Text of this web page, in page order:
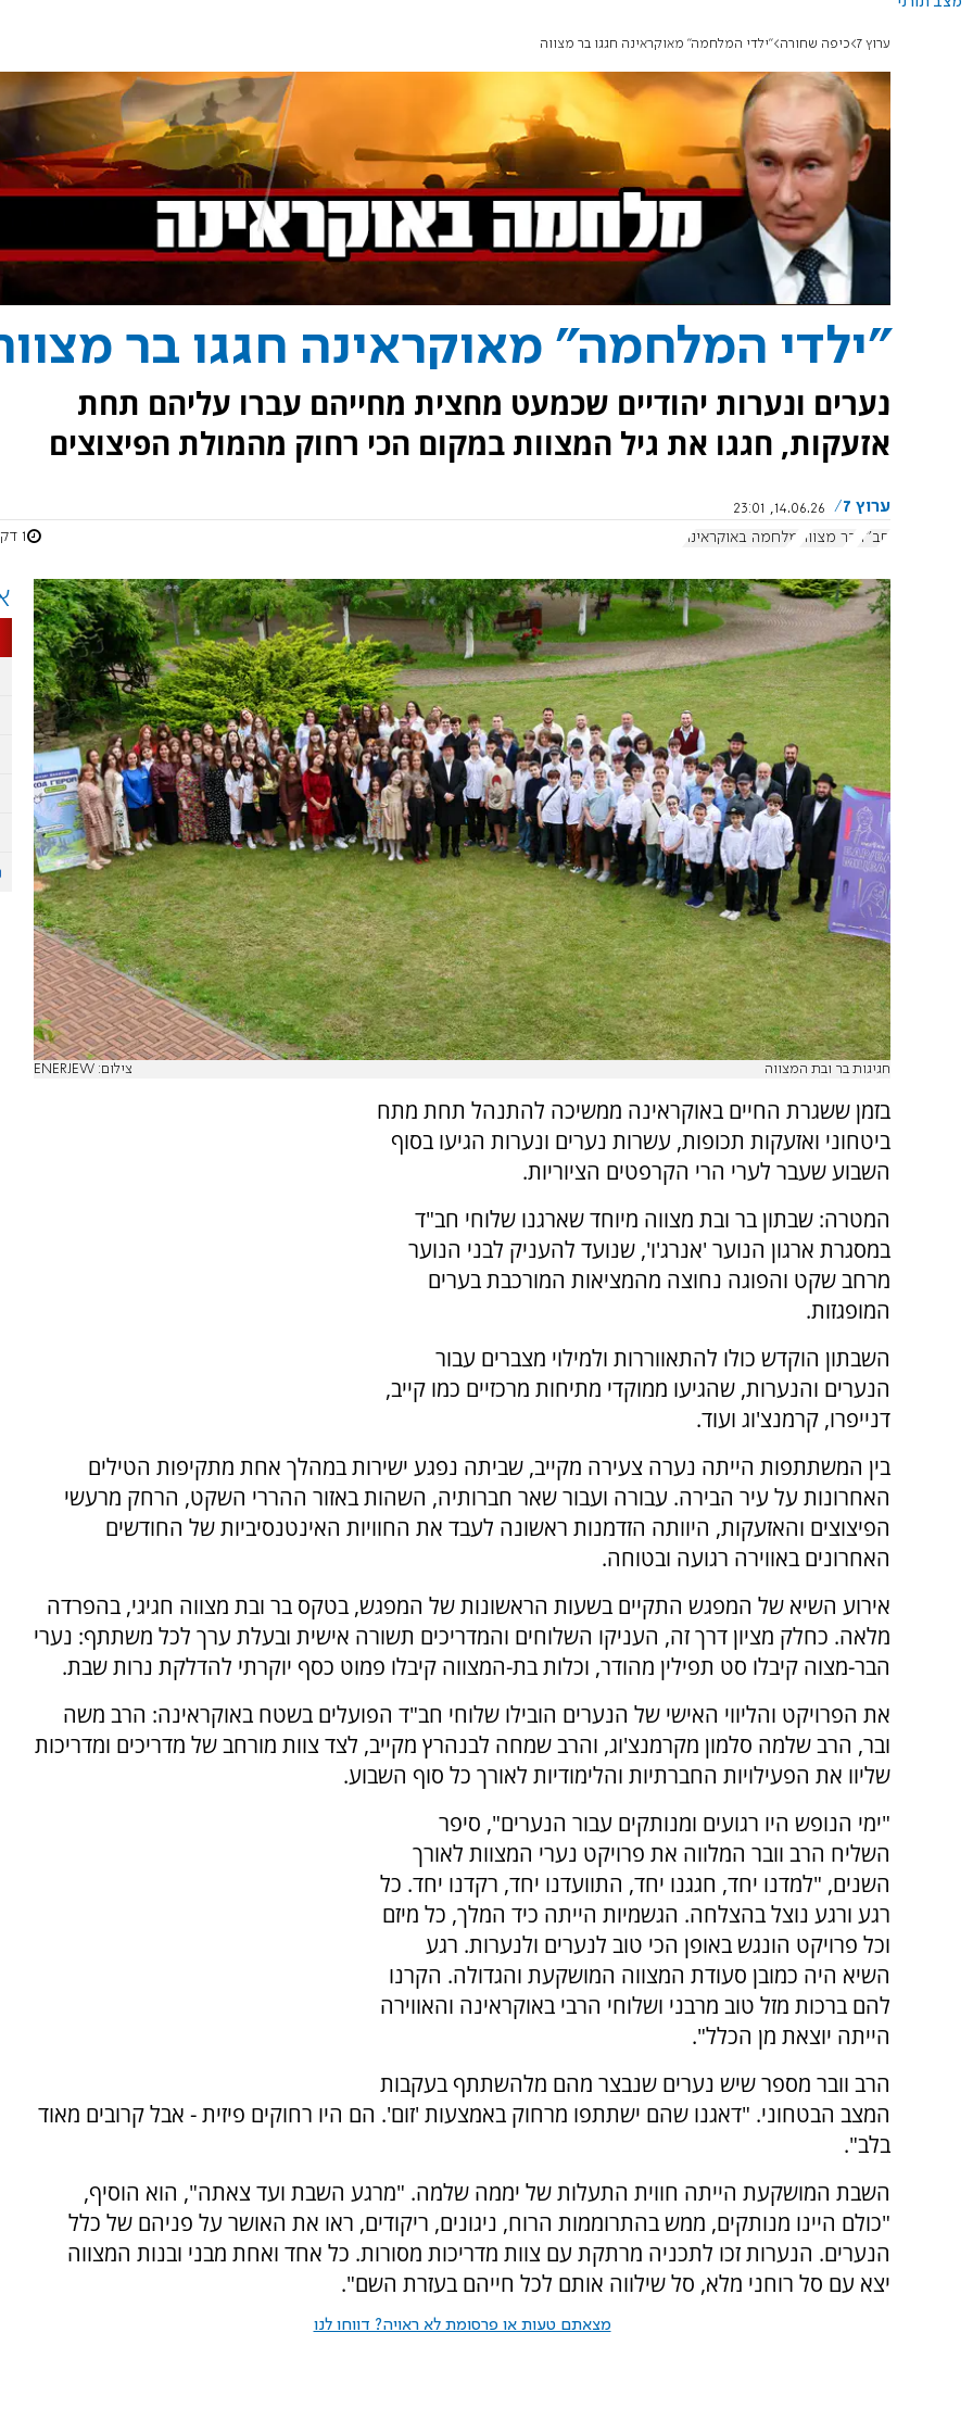
ערוץ 7 כיפה שחורה "ילדי המלחמה" מאוקראינה חגגו בר מצווה
"ילדי המלחמה" מאוקראינה חגגו בר
נערים ונערות יהודיים שכמעט מחצית מחייהם עברו עליהם תחת
אזעקות, חגגו את גיל המצוות במקום הכי רחוק מהמולת הפיצוצים
ערוץ 7
14.06.26, 23:01
חב"ד בר מצווה מלחמה באוקראינה 1 דקות
חגיגות בר ובת המצווה צילום: ENERJEW
בזמן ששגרת החיים באוקראינה ממשיכה להתנהל תחת מתח
ביטחוני ואזעקות תכופות, עשרות נערים ונערות הגיעו בסוף
השבוע שעבר לערי הרי הקרפטים הציוריות.
המטרה: שבתון בר ובת מצווה מיוחד שארגנו שלוחי חב"ד
במסגרת ארגון הנוער 'אנרג'ו', שנועד להעניק לבני הנוער
מרחב שקט והפוגה נחוצה מהמציאות המורכבת בערים
המופגזות.
השבתון הוקדש כולו להתאווררות ולמילוי מצברים עבור
הנערים והנערות, שהגיעו ממוקדי מתיחות מרכזיים כמו קייב,
דנייפרו, קרמנצ'וג ועוד.
בין המשתתפות הייתה נערה צעירה מקייב, שביתה נפגע ישירות במהלך אחת מתקיפות הטילים
האחרונות על עיר הבירה. עבורה ועבור שאר חברותיה, השהות באזור ההררי השקט, הרחק מרעשי
הפיצוצים והאזעקות, היוותה הזדמנות ראשונה לעבד את החוויות האינטנסיביות של החודשים
האחרונים באווירה רגועה ובטוחה.
אירוע השיא של המפגש התקיים בשעות הראשונות של המפגש, בטקס בר ובת מצווה חגיגי, בהפרדה
מלאה. כחלק מציון דרך זה, העניקו השלוחים והמדריכים תשורה אישית ובעלת ערך לכל משתתף: נערי
הבר-מצוה קיבלו סט תפילין מהודר, וכלות בת-המצווה קיבלו פמוט כסף יוקרתי להדלקת נרות שבת.
את הפרויקט והליווי האישי של הנערים הובילו שלוחי חב"ד הפועלים בשטח באוקראינה: הרב משה
ובר, הרב שלמה סלמון מקרמנצ'וג, והרב שמחה לבנהרץ מקייב, לצד צוות מורחב של מדריכים ומדריכות
שליוו את הפעילויות החברתיות והלימודיות לאורך כל סוף השבוע.
"ימי הנופש היו רגועים ומנותקים עבור הנערים", סיפר
השליח הרב וובר המלווה את פרויקט נערי המצוות לאורך
השנים, "למדנו יחד, חגגנו יחד, התוועדנו יחד, רקדנו יחד. כל
רגע ורגע נוצל בהצלחה. הגשמיות הייתה כיד המלך, כל מיזם
וכל פרויקט הונגש באופן הכי טוב לנערים ולנערות. רגע
השיא היה כמובן סעודת המצווה המושקעת והגדולה. הקרנו
להם ברכות מזל טוב מרבני ושלוחי הרבי באוקראינה והאווירה
הייתה יוצאת מן הכלל".
הרב וובר מספר שיש נערים שנבצר מהם מלהשתתף בעקבות
המצב הבטחוני. "דאגנו שהם ישתתפו מרחוק באמצעות 'זום'. הם היו רחוקים פיזית - אבל קרובים מאוד
בלב".
השבת המושקעת הייתה חווית התעלות של יממה שלמה. "מרגע השבת ועד צאתה", הוא הוסיף,
"כולם היינו מנותקים, ממש בהתרוממות הרוח, ניגונים, ריקודים, ראו את האושר על פניהם של כלל
הנערים. הנערות זכו לתכניה מרתקת עם צוות מדריכות מסורות. כל אחד ואחת מבני ובנות המצווה
יצא עם סל רוחני מלא, סל שילווה אותם לכל חייהם בעזרת השם".
מצאתם טעות או פרסומת לא ראויה? דווחו לנו